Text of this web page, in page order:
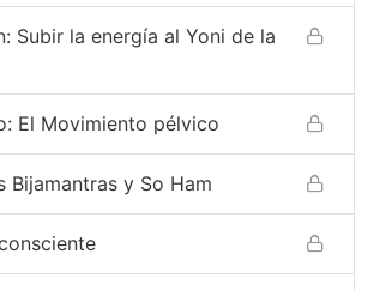
Subir la energía al Yoni de la
El Movimiento pélvico
Bijamantras y So Ham